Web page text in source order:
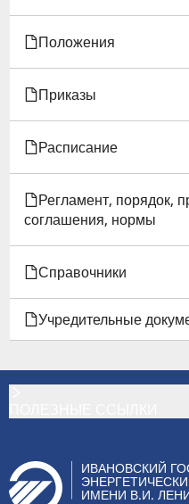
ЗАВЕДУЮЩЕГО
КАФЕДРОЙ
Положения
Приказы
Расписание
Регламент, порядок,
соглашения, нормы
Справочники
Учредительные
ИВАНОВСКИЙ
ИМЕНИ В.И.